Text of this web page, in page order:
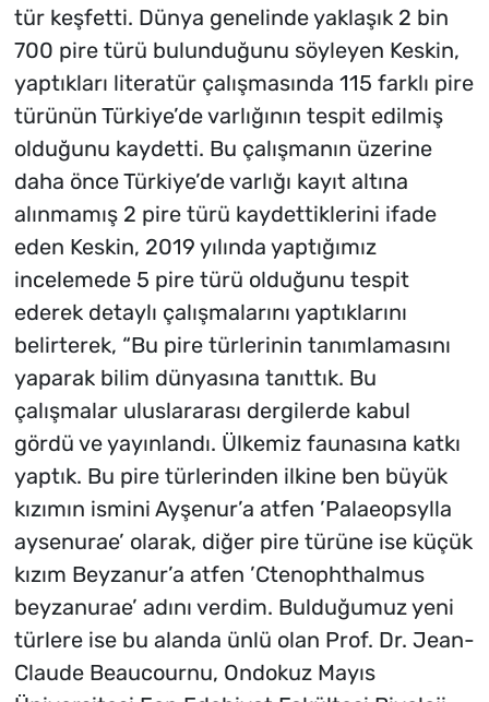
tür keşfetti. Dünya genelinde yaklaşık 2 bin
700 pire türü bulunduğunu söyleyen Keskin,
yaptıkları literatür çalışmasında 115 farklı pire
türünün Türkiye’de varlığının tespit edilmiş
olduğunu kaydetti. Bu çalışmanın üzerine
daha önce Türkiye’de varlığı kayıt altına
alınmamış 2 pire türü kaydettiklerini ifade
eden Keskin, 2019 yılında yaptığımız
incelemede 5 pire türü olduğunu tespit
ederek detaylı çalışmalarını yaptıklarını
belirterek, “Bu pire türlerinin tanımlamasını
yaparak bilim dünyasına tanıttık. Bu
çalışmalar uluslararası dergilerde kabul
gördü ve yayınlandı. Ülkemiz faunasına katkı
yaptık. Bu pire türlerinden ilkine ben büyük
kızımın ismini Ayşenur’a atfen ’Palaeopsylla
aysenurae’ olarak, diğer pire türüne ise küçük
kızım Beyzanur’a atfen ’Ctenophthalmus
beyzanurae’ adını verdim. Bulduğumuz yeni
türlere ise bu alanda ünlü olan Prof. Dr. Jean-
Claude Beaucournu, Ondokuz Mayıs